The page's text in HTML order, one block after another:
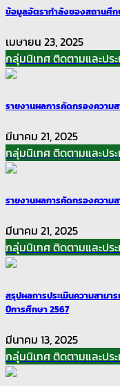
ข้อมูลอัตรากำลังของสถานศึก
เมษายน 23, 2025
กลุ่มนิเทศ ติดตามและปร
รายงานผลการคัดกรองความ
มีนาคม 21, 2025
กลุ่มนิเทศ ติดตามและปร
รายงานผลการคัดกรองความ
มีนาคม 21, 2025
กลุ่มนิเทศ ติดตามและปร
สรุปผลการประเมินความสาม
ปีการศึกษา 2567
มีนาคม 13, 2025
กลุ่มนิเทศ ติดตามและปร